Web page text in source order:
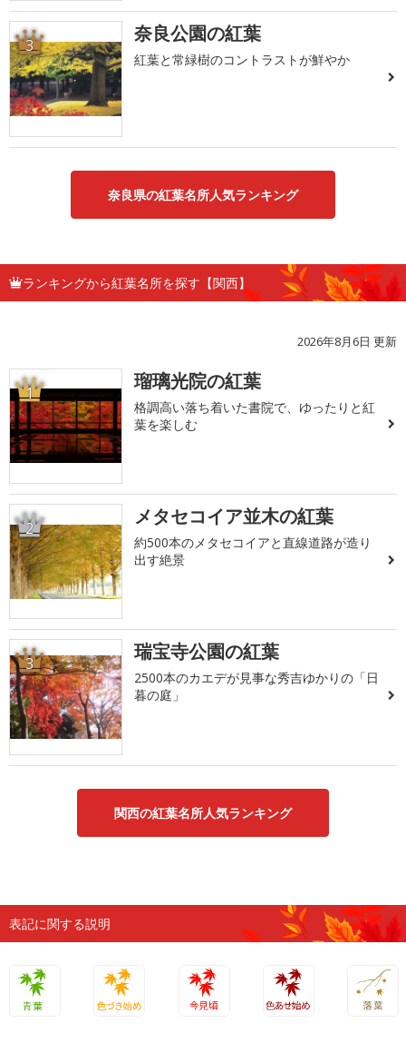
3 奈良公園の紅葉
紅葉と常緑樹のコントラストが鮮やか
奈良県の紅葉名所人気ランキング
ランキングから紅葉名所を探す【関西】
2026年8月6日 更新
1 瑠璃光院の紅葉
格調高い落ち着いた書院で、ゆったりと紅
葉を楽しむ
2 メタセコイア並木の紅葉
約500本のメタセコイアと直線道路が造り
出す絶景
3 瑞宝寺公園の紅葉
2500本のカエデが見事な秀吉ゆかりの「日
暮の庭」
関西の紅葉名所人気ランキング
表記に関する説明